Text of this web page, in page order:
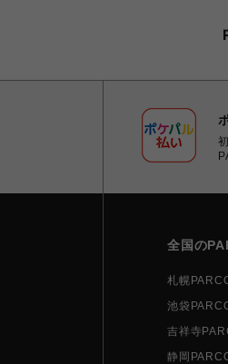
全国の
札幌
池袋
吉祥寺
静岡